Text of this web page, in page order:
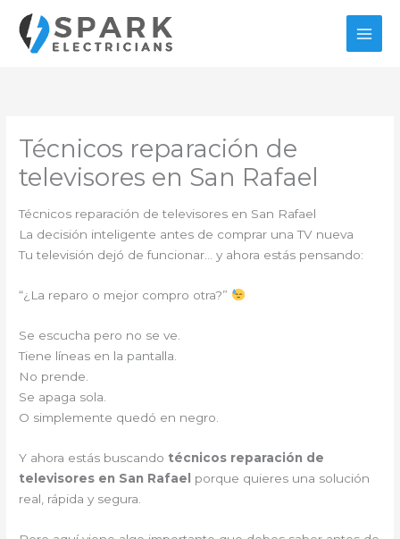
contenido
Técnicos reparación de
televisores en San Rafael
Técnicos reparación de televisores en San Rafael
La decisión inteligente antes de comprar una TV nueva
Tu televisión dejó de funcionar… y ahora estás pensando:
“¿La reparo o mejor compro otra?”
Se escucha pero no se ve.
Tiene líneas en la pantalla.
No prende.
Se apaga sola.
O simplemente quedó en negro.
Y ahora estás buscando técnicos reparación de
televisores en San Rafael
porque quieres una solución
real, rápida y segura.